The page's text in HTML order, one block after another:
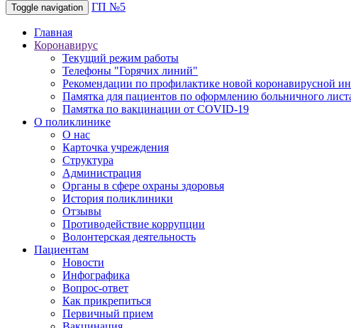
Toggle navigation ГП №5
Главная
Коронавирус
Текущий режим работы
Телефоны "Горячих линий"
Рекомендации по профилактике новой коронавирусной
Памятка для пациентов по оформлению больничного
Памятка по вакцинации от COVID-19
О поликлинике
О нас
Карточка учреждения
Структура
Администрация
Органы в сфере охраны здоровья
История поликлиники
Отзывы
Противодействие коррупции
Волонтерская деятельность
Пациентам
Новости
Инфографика
Вопрос-ответ
Как прикрепиться
Первичный прием